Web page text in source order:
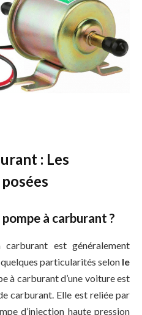
: Les
à carburant ?
carburant est généralement
particularités selon le
à carburant d’une voiture est
carburant. Elle est reliée par
d’injection haute pression